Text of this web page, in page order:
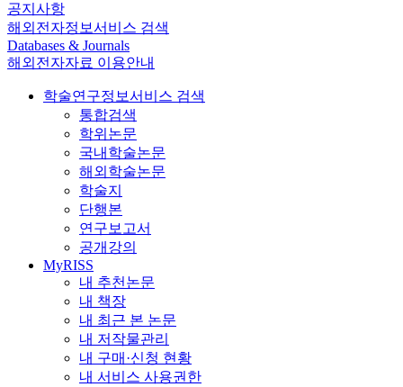
공지사항
해외전자정보서비스 검색
Databases & Journals
해외전자자료 이용안내
학술연구정보서비스 검색
통합검색
학위논문
국내학술논문
해외학술논문
학술지
단행본
연구보고서
공개강의
MyRISS
내 추천논문
내 책장
내 최근 본 논문
내 저작물관리
내 구매·신청 현황
내 서비스 사용권한